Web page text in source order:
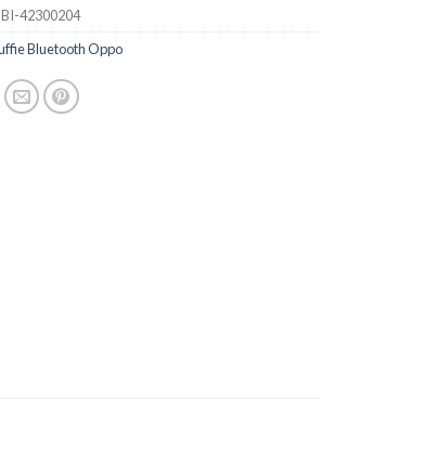
BI-42300204
Bluetooth Oppo